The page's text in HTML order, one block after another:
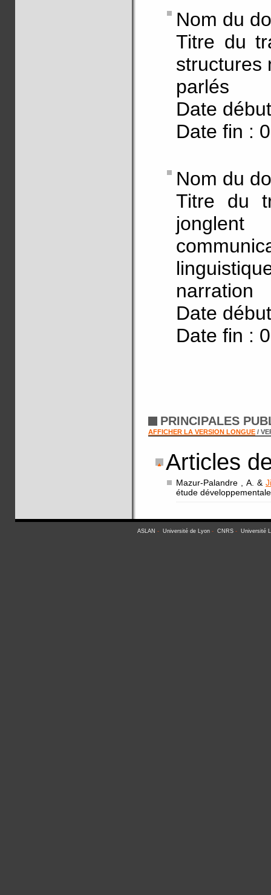
Nom du
Titre du
structures
parlés
Date
Date fin :
Nom du
Titre du
narration
Date
Date fin :
PRINCIPALES
AFFICHER LA VERSION LONGUE /
Articles
Mazur-Palandre , A. &
étude
ASLAN - Université de Lyon- CNRS- Université